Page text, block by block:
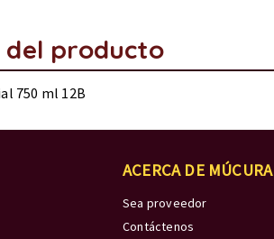
del producto
750 ml 12B
ACERCA DE MÚCURA
Sea proveedor
Contáctenos